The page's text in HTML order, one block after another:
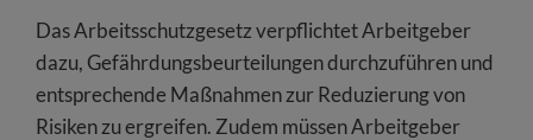
Das Arbeitsschutzgesetz verpflichtet Arbeitgeber
dazu, Gefährdungsbeurteilungen durchzuführen und
entsprechende Maßnahmen zur Reduzierung von
Risiken zu ergreifen. Zudem müssen Arbeitgeber